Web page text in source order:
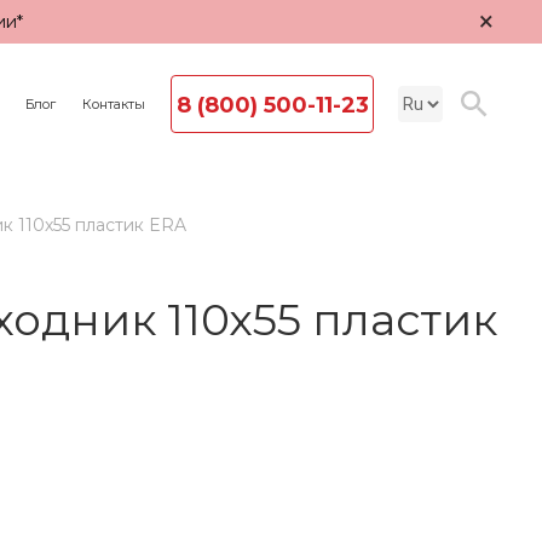
×
Блог Контакты 8 (800) 500-11-23
пластик ERA
110х55 пластик